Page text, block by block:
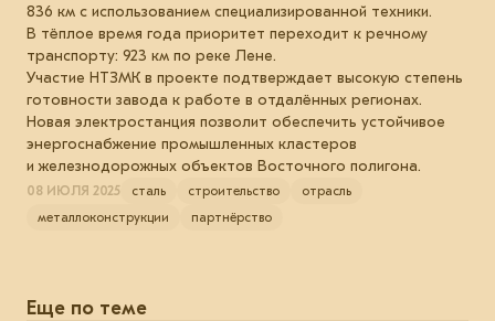
836 км с использованием специализированной техники.
В тёплое время года приоритет переходит к речному
транспорту: 923 км по реке Лене.
Участие НТЗМК в проекте подтверждает высокую степень
готовности завода к работе в отдалённых регионах.
Новая электростанция позволит обеспечить устойчивое
энергоснабжение промышленных кластеров
и железнодорожных объектов Восточного полигона.
08 ИЮЛЯ 2025 сталь строительство
отрасль
металлоконструкции
партнёрство
Еще по теме